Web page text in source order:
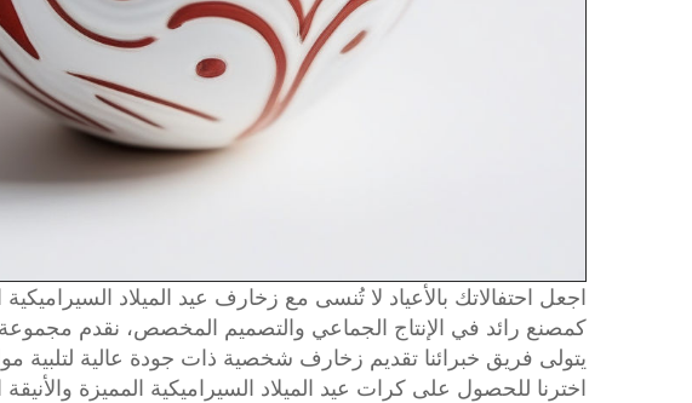
اجعل احتفالاتك بالأعياد لا تُنسى مع زخارف عيد الميلاد
كمصنع رائد في الإنتاج الجماعي والتصميم المخصص، نقدم
يتولى فريق خبرائنا تقديم زخارف شخصية ذات جودة عالية لتلبية
اخترنا للحصول على كرات عيد الميلاد السيراميكية المميزة